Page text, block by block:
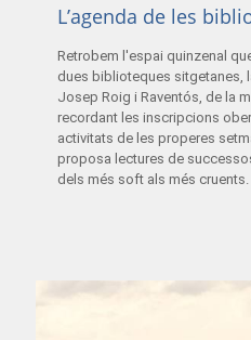
L’agenda de les
Retrobem l'espai quinzenal
dues biblioteques sitgetanes,
Josep Roig i Raventós, de la
recordant les inscripcions
activitats de les properes
proposa lectures de
dels més soft als més cruents.